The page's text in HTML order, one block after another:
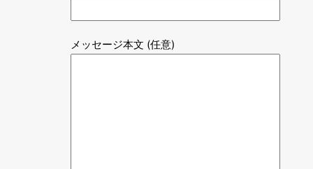
メッセージ本文 (任意)